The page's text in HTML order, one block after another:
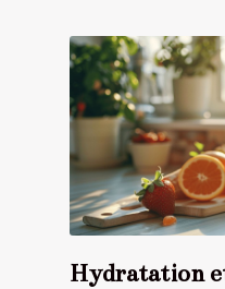
Hydratation